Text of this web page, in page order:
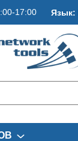
17:00 Язык: